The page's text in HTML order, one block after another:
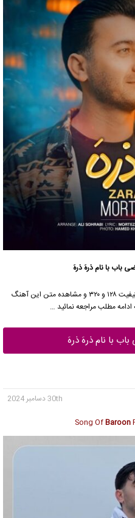
باب با نام ذرهَ ذرهَ
با کیفیت ۱۲۸ و ۳۲۰ و مشاهده متن این آهنگ
مطلب مراجعه نمائید …
با نام ذرهَ ذرهَ
30th دسامبر 2024
Song OfBaroon